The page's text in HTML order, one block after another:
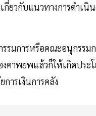
กี่ยวกับแนวทางการดำเ
รมการหรือคณะอนุกรร
าพยพแล้วก็ให้เกิดประ
การเงินการคลัง